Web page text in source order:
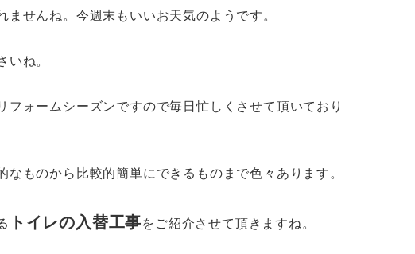
ませんね。今週末もいいお天気のようです。
いね。
フォームシーズンですので毎日忙しくさせて頂いており
ものから比較的簡単にできるものまで色々あります。
トイレの入替工事をご紹介させて頂きますね。